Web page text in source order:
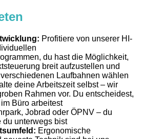
Profitiere von unserer HI-
du hast die Möglichkeit,
breit aufzustellen und
Laufbahnen wählen
deine Arbeitszeit selbst – wir
Rahmen vor. Du entscheidest,
Büro arbeitest
Jobrad oder ÖPNV – du
du unterwegs bist
Ergonomische